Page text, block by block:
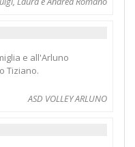
e all'Arluno
Tiziano.
ASD VOLLEY ARLUNO